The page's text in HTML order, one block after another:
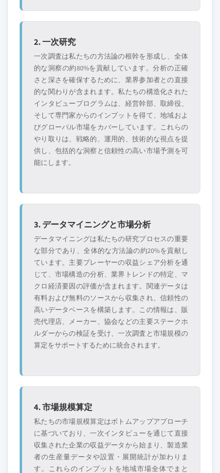
2. 一次研究
一次調査は私たちの方法論の根幹を形成し、全体
的な洞察の約80%を貢献しています。分析の正確
さと深さを確保するために、業界参加者との直接
的な関わりが含まれます。私たちの構造化された
インタビュープログラムは、経営幹部、取締役、
そして専門家からのインプットを得て、地域およ
びグローバル市場をカバーしています。これらの
やり取りは、戦略的、運用的、技術的な視点を提
供し、包括的な洞察と信頼性の高い市場予測を可
能にします。
3. データマイニングと市場分析
データマイニングは私たちの研究プロセスの重要
な部分であり、全体的な方法論の約20%を貢献し
ています。主要プレーヤーの収益シェア分析を通
じて、市場構造の分析、業界トレンドの特定、マ
クロ経済要因の評価が含まれます。関連データは
有料および無料のソースから収集され、信頼性の
高いデータベースを構築します。この情報は、販
売代理店、メーカー、協会などの主要ステークホ
ルダーからの検証を受け、一次調査と市場規模の
算定をサポートするために統合されます。
4. 市場規模算定
私たちの市場規模算定はボトムアップアプローチ
に基づいており、一次インタビューを通じて直接
収集された企業の収益データから始まり、製造業
者の生産量データや設置・展開統計が加わりま
す。これらのインプットを地域市場全体でまと